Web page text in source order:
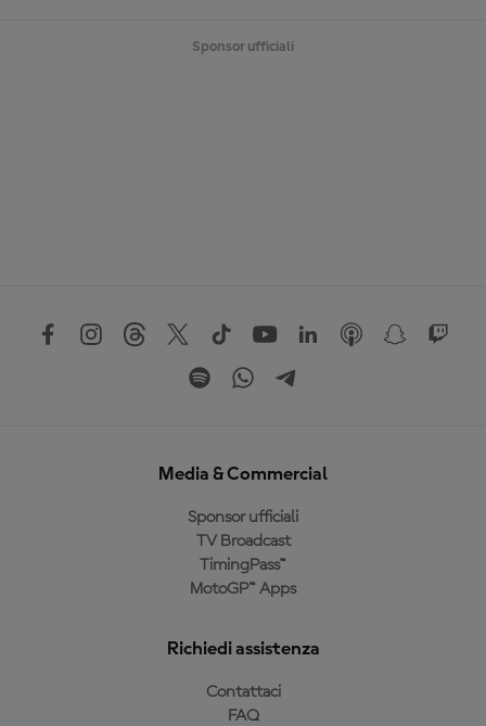
Sponsor ufficiali
Media & Commercial
Sponsor ufficiali
TV Broadcast
TimingPass™
MotoGP™ Apps
Richiedi assistenza
Contattaci
FAQ